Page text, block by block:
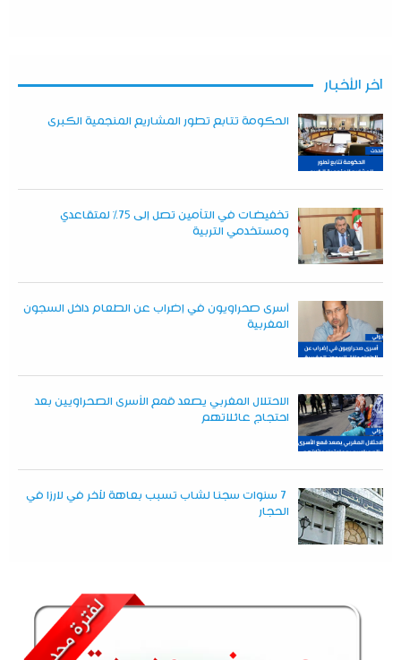
آخر الأخبار
الحكومة تتابع تطور المشاريع المنجمية الكبرى
تخفيضات في التأمين تصل إلى 75% لمتقاعدي
ومستخدمي التربية
أسرى صحراويون في إضراب عن الطعام داخل السجون
المغربية
الاحتلال المغربي يصعد قمع الأسرى الصحراويين بعد
احتجاج عائلاتهم
7 سنوات سجنا لشاب تسبب بعاهة لآخر في لارزا في
الحجار